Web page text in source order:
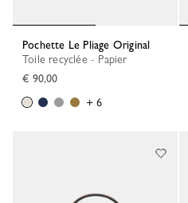
Pochette Le Pliage Original
Toile recyclée - Papier
€ 90,00
+ 6